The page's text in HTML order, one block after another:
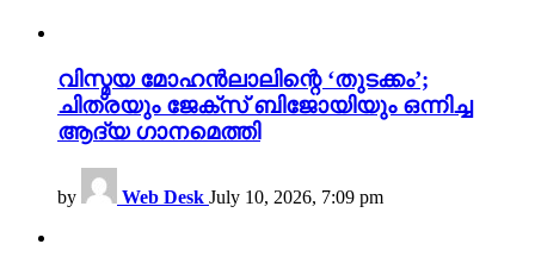
വിസ്മയ മോഹൻലാലിന്റെ ‘തുടക്കം’;
ചിത്രയും ജേക്സ് ബിജോയിയും ഒന്നിച്ച
ആദ്യ ഗാനമെത്തി
by Web Desk July 10, 2026, 7:09 pm